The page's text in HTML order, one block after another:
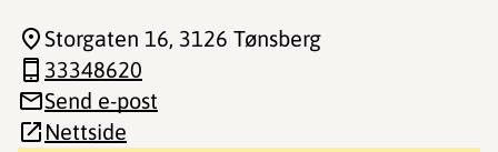
Storgaten 16, 3126 Tønsberg
33348620
Send e-post
Nettside